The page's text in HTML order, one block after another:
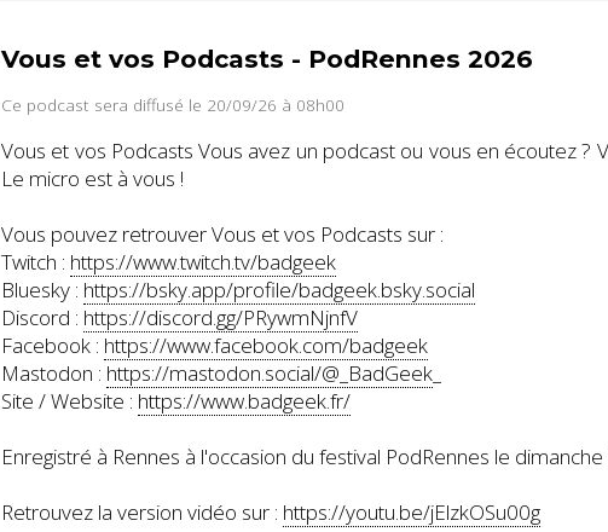
Vous et vos Podcasts - PodRennes 2026
Ce podcast sera diffusé le 20/09/26 à 08h00
Vous et vos Podcasts Vous avez un podcast ou vous en écoutez
Le micro est à vous !
Vous pouvez retrouver Vous et vos Podcasts sur :
Twitch : https://www.twitch.tv/badgeek
Bluesky : https://bsky.app/profile/badgeek.bsky.social
Discord : https://discord.gg/PRywmNjnfV
Facebook : https://www.facebook.com/badgeek
Mastodon : https://mastodon.social/@_BadGeek
Site / Website : https://www.badgeek.fr/
Enregistré à Rennes à l'occasion du festival PodRennes le
Retrouvez la version vidéo sur : https://youtu.be/jElzkOSu00g